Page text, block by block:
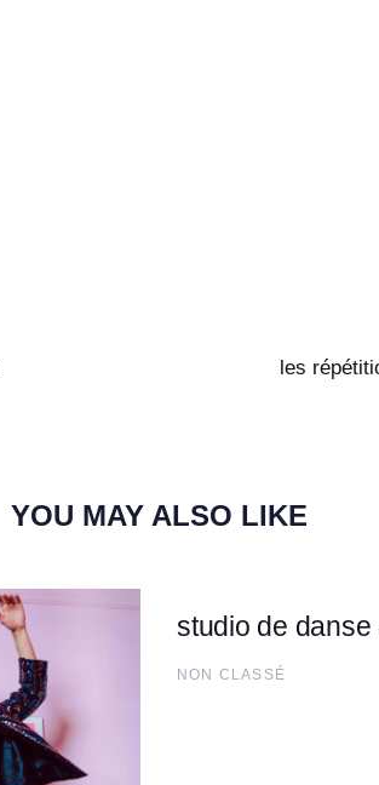
Article
les
YOU MAY ALSO LIKE
studio de danse
NON CLASSÉ